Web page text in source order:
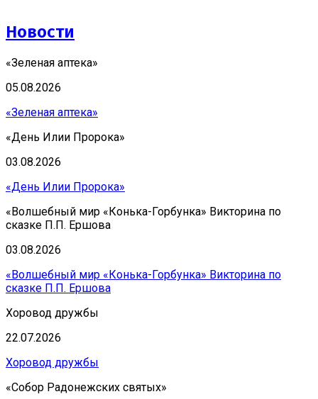
Новости
«Зеленая аптека»
05.08.2026
«Зеленая аптека»
«День Илии Пророка»
03.08.2026
«День Илии Пророка»
«Волшебный мир «Конька-Горбунка» Викторина по
сказке П.П. Ершова
03.08.2026
«Волшебный мир «Конька-Горбунка» Викторина по
сказке П.П. Ершова
Хоровод дружбы
22.07.2026
Хоровод дружбы
«Собор Радонежских святых»